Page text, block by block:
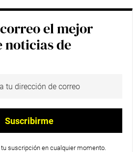
el mejor
noticias de
suscripción en cualquier momento.